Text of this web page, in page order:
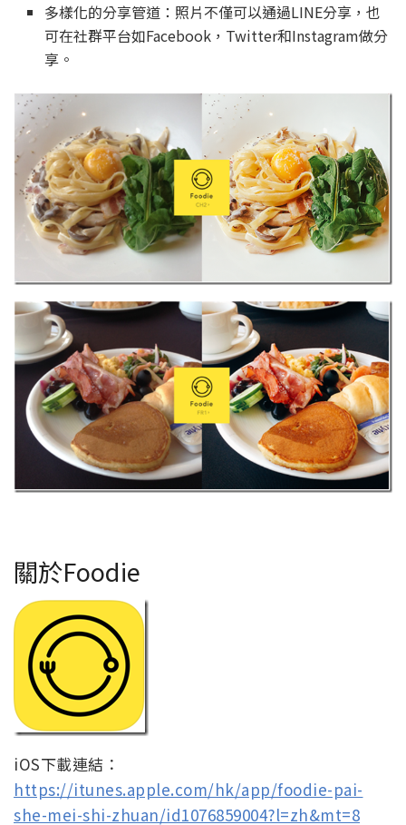
多樣化的分享管道：照片不僅可以通過LINE分享，也
可在社群平台如Facebook，Twitter和Instagram做分
享。
關於Foodie
iOS下載連結：
https://itunes.apple.com/hk/app/foodie-pai-
she-mei-shi-zhuan/id1076859004?l=zh&mt=8